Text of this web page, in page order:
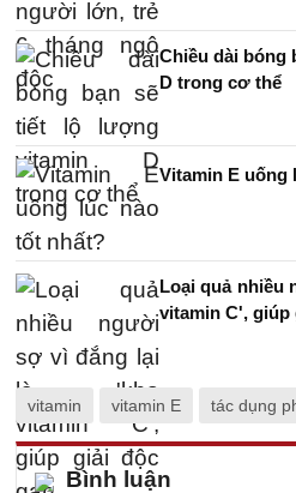
Chiều dài bóng
D trong cơ thể
Vitamin E uống
Loại quả nhiều
vitamin C', giúp
vitamin vitamin E tác dụng
Bình luận